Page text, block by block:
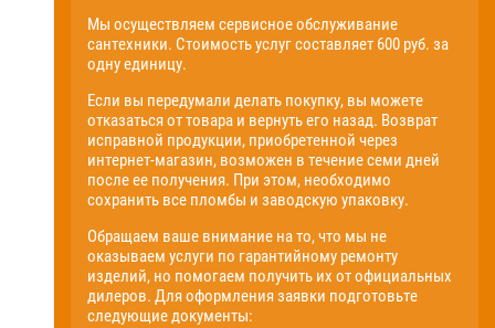
Мы осуществляем сервисное обслуживание
сантехники. Стоимость услуг составляет 600 руб. за
одну единицу.
Если вы передумали делать покупку, вы можете
отказаться от товара и вернуть его назад. Возврат
исправной продукции, приобретенной через
интернет-магазин, возможен в течение семи дней
после ее получения. При этом, необходимо
сохранить все пломбы и заводскую упаковку.
Обращаем ваше внимание на то, что мы не
оказываем услуги по гарантийному ремонту
изделий, но помогаем получить их от официальных
дилеров. Для оформления заявки подготовьте
следующие документы: